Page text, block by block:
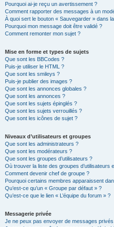
Pourquoi ai-je reçu un avertissement ?
Comment rapporter des messages à un
À quoi sert le bouton « Sauvegarder » dans
Pourquoi mon message doit être validé ?
Comment remonter mon sujet ?
Mise en forme et types de sujets
Que sont les BBCodes ?
Puis-je utiliser le HTML ?
Que sont les smileys ?
Puis-je publier des images ?
Que sont les annonces globales ?
Que sont les annonces ?
Que sont les sujets épinglés ?
Que sont les sujets verrouillés ?
Que sont les icônes de sujet ?
Niveaux d’utilisateurs et groupes
Que sont les administrateurs ?
Que sont les modérateurs ?
Que sont les groupes d’utilisateurs ?
Où trouver la liste des groupes d’utilisateurs
Comment devenir chef de groupe ?
Pourquoi certains membres apparaissent
Qu’est-ce qu’un « Groupe par défaut » ?
Qu’est-ce que le lien « L’équipe du forum » ?
Messagerie privée
Je ne peux pas envoyer de messages privés